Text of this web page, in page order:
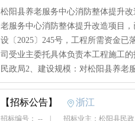
松阳县养老服务中心消防整体提升
老服务中心消防整体提升改造项目
设〔2025〕245号，工程所需资金
司受业主委托具体负责本工程施工
民政局2、建设规模：对松阳县养老
【招标公告】 浙江
招标编号： -- 招标业主：松阳县民